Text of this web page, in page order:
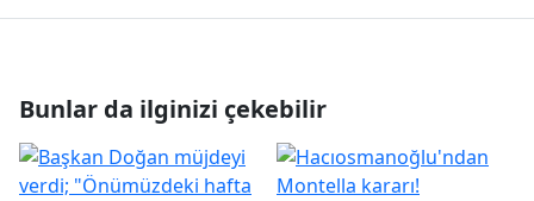
Bunlar da ilginizi çekebilir